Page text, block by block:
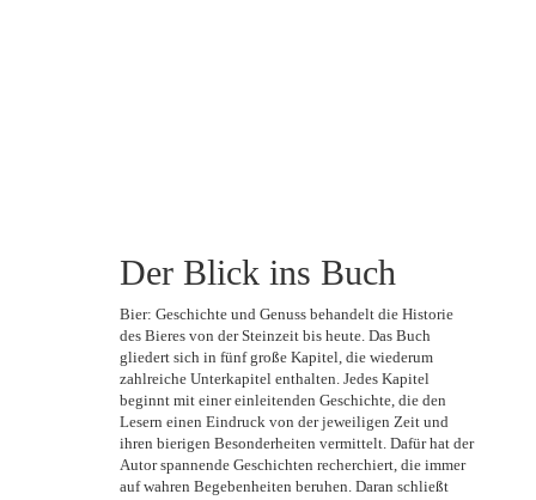
Der Blick ins Buch
Bier: Geschichte und Genuss behandelt die Historie
des Bieres von der Steinzeit bis heute. Das Buch
gliedert sich in fünf große Kapitel, die wiederum
zahlreiche Unterkapitel enthalten. Jedes Kapitel
beginnt mit einer einleitenden Geschichte, die den
Lesern einen Eindruck von der jeweiligen Zeit und
ihren bierigen Besonderheiten vermittelt. Dafür hat der
Autor spannende Geschichten recherchiert, die immer
auf wahren Begebenheiten beruhen. Daran schließt